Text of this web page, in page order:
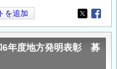
を追加
Opens in
年度地方発明表彰 募